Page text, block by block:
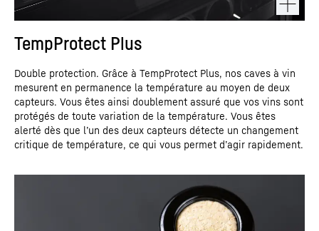
TempProtect Plus
Double protection. Grâce à TempProtect Plus, nos caves à vin
mesurent en permanence la température au moyen de deux
capteurs. Vous êtes ainsi doublement assuré que vos vins sont
protégés de toute variation de la température. Vous êtes
alerté dès que l’un des deux capteurs détecte un changement
critique de température, ce qui vous permet d’agir rapidement.